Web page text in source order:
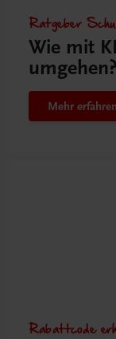
Ratgeber
Wie mit
umgehen?
Mehr erfahren
Rabattcode